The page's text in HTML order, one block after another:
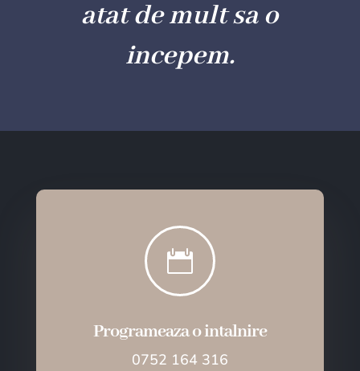
atat de mult sa o
incepem.

Programeaza o intalnire
0752 164 316